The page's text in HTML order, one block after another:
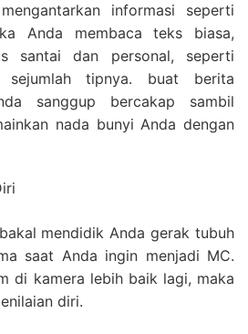
informasi seperti
Anda membaca teks biasa,
santai dan personal, seperti
sejumlah tipnya. buat berita
sanggup bercakap sambil
nada bunyi Anda dengan
mendidik Anda gerak tubuh
saat Anda ingin menjadi MC.
di kamera lebih baik lagi, maka
diri.